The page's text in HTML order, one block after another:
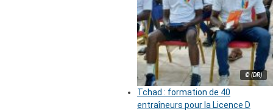
© (DR)
Tchad : formation de 40
entraîneurs pour la Licence D